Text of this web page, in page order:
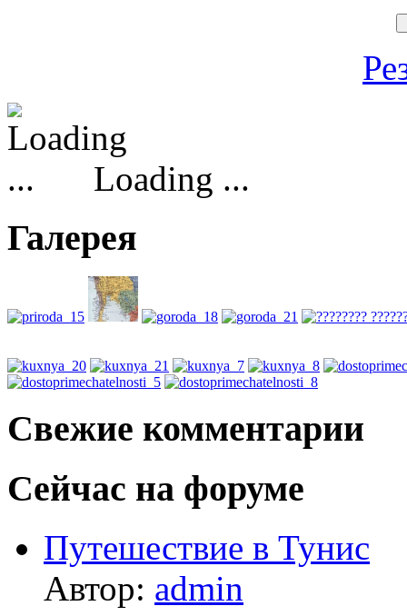
Loading ...
Галерея
Свежие комментарии
Сейчас на форуме
Путешествие в Тунис
Автор: admin